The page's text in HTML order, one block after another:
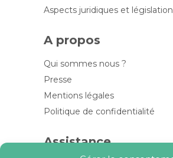
Aspects juridiques et législation
A propos
Qui sommes nous ?
Presse
Mentions légales
Politique de confidentialité
Assistance